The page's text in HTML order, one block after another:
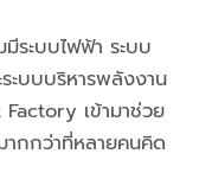
มีระบบไฟฟ้า ระบบ
ะบบบริหารพลังงาน
เข้ามาช่วย
ากกว่าที่หลายคนคิด